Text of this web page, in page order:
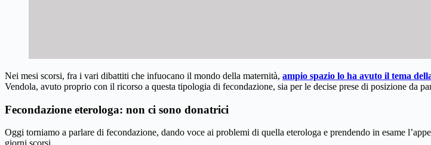
Nei mesi scorsi, fra i vari dibattiti che infuocano il mondo della maternità, ampio spazio lo ha avuto il tema
Vendola, avuto proprio con il ricorso a questa tipologia di fecondazione, sia per le decise prese di posizione da
Fecondazione eterologa: non ci sono donatrici
Oggi torniamo a parlare di fecondazione, dando voce ai problemi di quella eterologa e prendendo in esame